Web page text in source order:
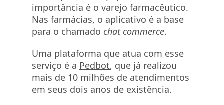
importância é o varejo farmacêutico.
Nas farmácias, o aplicativo é a base
para o chamado chat commerce.
Uma plataforma que atua com esse
serviço é a Pedbot, que já realizou
mais de 10 milhões de atendimentos
em seus dois anos de existência.